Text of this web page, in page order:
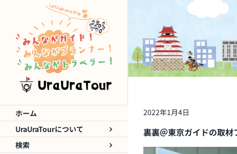
content
ホーム
UraUraTourについて
検索
2022年1月4日
裏裏＠東京ガイドの取